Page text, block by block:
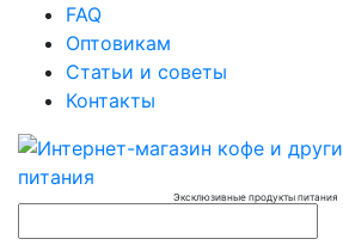
FAQ
Оптовикам
Статьи и советы
Контакты
Эксклюзивные продукты питания